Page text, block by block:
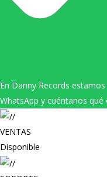
En Danny Records
WhatsApp y cuéntanos
VENTAS
Disponible